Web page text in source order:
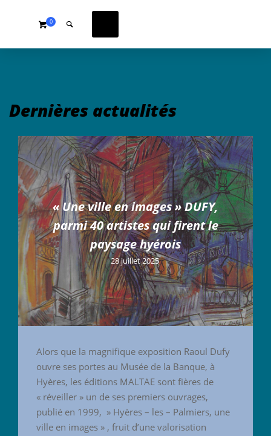
0
Dernières actualités
« Une ville en images » DUFY,
parmi 40 artistes qui firent le
paysage hyérois
28 juillet 2025
Alors que la magnifique exposition Raoul Dufy
ouvre ses portes au Musée de la Banque, à
Hyères, les éditions MALTAE sont fières de
« réveiller » un de ses premiers ouvrages,
publié en 1999, » Hyères – les – Palmiers, une
ville en images » , fruit d’une valorisation